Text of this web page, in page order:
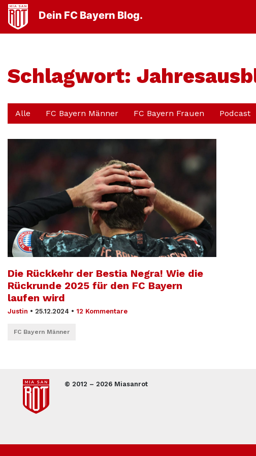
Dein FC Bayern Blog.
Schlagwort:
Alle FC Bayern Männer FC Bayern Frauen Podcast
Die Rückkehr der Bestia Negra! Wie die
Rückrunde 2025 für den FC Bayern
laufen wird
Justin • 25.12.2024 • 12 Kommentare
FC Bayern Männer
© 2012 – 2026 Miasanrot